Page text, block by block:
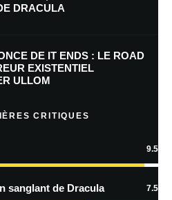
et mon site dans le navigateur pour
de vos commentaires sont
DRACULA
DE IT ENDS : LE ROAD
EXISTENTIEL
ULLOM
CRITIQUES
9.5
sanglant de Dracula 7.5